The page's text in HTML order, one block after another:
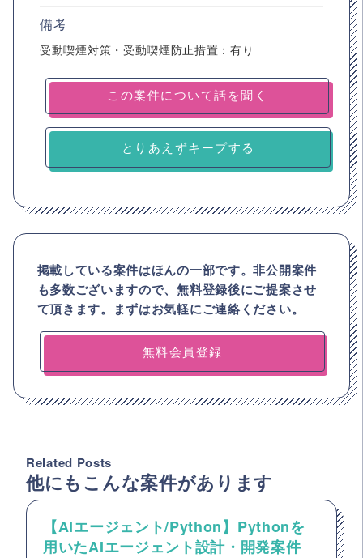
備考
受動喫煙対策・受動喫煙防止措置：有り
とりあえずキープする
掲載している案件はほんの一部です。非公開案件
も多数ございますので、無料登録後にご提案させ
て頂きます。まずはお気軽にご連絡ください。
無料会員登録
Related Posts
他にもこんな案件があります
【AIエージェント/Python】Pythonを
用いたAIエージェント設計・開発案件